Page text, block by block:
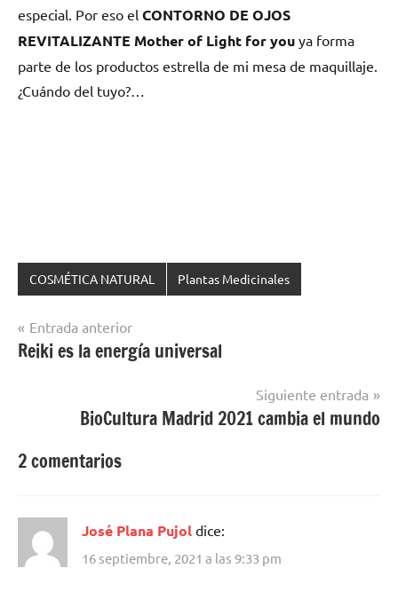
especial. Por eso el CONTORNO DE OJOS
REVITALIZANTE Mother of Light for you ya forma
parte de los productos estrella de mi mesa de maquillaje.
¿Cuándo del tuyo?…
COSMÉTICA NATURAL Plantas Medicinales
Navegación
de
Entrada anterior
Reiki es la energía universal
Siguiente entrada
BioCultura Madrid 2021 cambia el mundo
2 comentarios
José Plana Pujol dice:
16 septiembre, 2021 a las 9:33 pm